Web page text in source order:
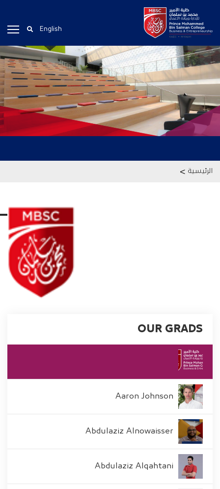
English
الرئيسية >
OUR GRADS
Aaron Johnson
Abdulaziz Alnowaisser
Abdulaziz Alqahtani